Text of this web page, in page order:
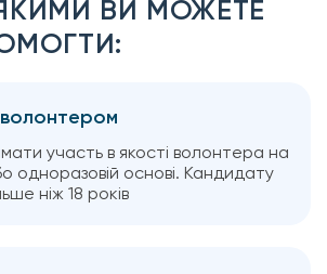
ВИ МОЖЕТЕ
участь в якості волонтера на
одноразовій основі. Кандидату
ніж 18 років